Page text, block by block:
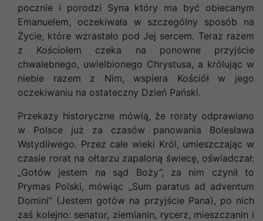
pocznie i porodzi Syna który ma być obiecanym
Emanuelem, oczekiwała w szczególny sposób na
Życie, które wzrastało pod Jej sercem. Teraz razem
z Kościołem czeka na ponowne przyjście
chwalebnego, uwielbionego Chrystusa, a królując w
niebie razem z Nim, wspiera Kościół w jego
oczekiwaniu na ostateczny Dzień Pański.
Przekazy historyczne mówią, że roraty odprawiano
w Polsce już za czasów panowania Bolesława
Wstydliwego. Przez całe wieki Król, umieszczając w
czasie rorat na ołtarzu zapaloną świecę, oświadczał:
„Gotów jestem na sąd Boży”, za nim czynił to
Prymas Polski, mówiąc „Sum paratus ad adventum
Domini” (Jestem gotów na przyjście Pana), po nich
zaś kolejno: senator, ziemianin, rycerz, mieszczanin i